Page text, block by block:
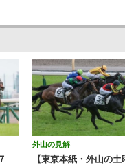
外山の見解
【東京本紙・外山の土